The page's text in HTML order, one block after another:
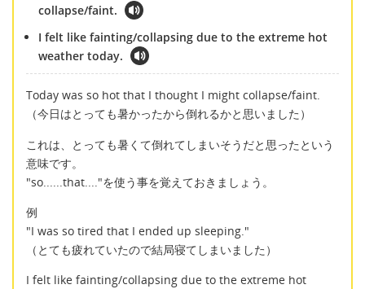
collapse/faint.
I felt like fainting/collapsing due to the extreme hot
weather today.
Today was so hot that I thought I might collapse/faint.
（今日はとっても暑かったから倒れるかと思いました）
これは、とっても暑くて倒れてしまいそうだと思ったという
意味です。
"so......that...."を使う事を覚えておきましょう。
例
"I was so tired that I ended up sleeping."
（とても疲れていたので結局寝てしまいました）
I felt like fainting/collapsing due to the extreme hot